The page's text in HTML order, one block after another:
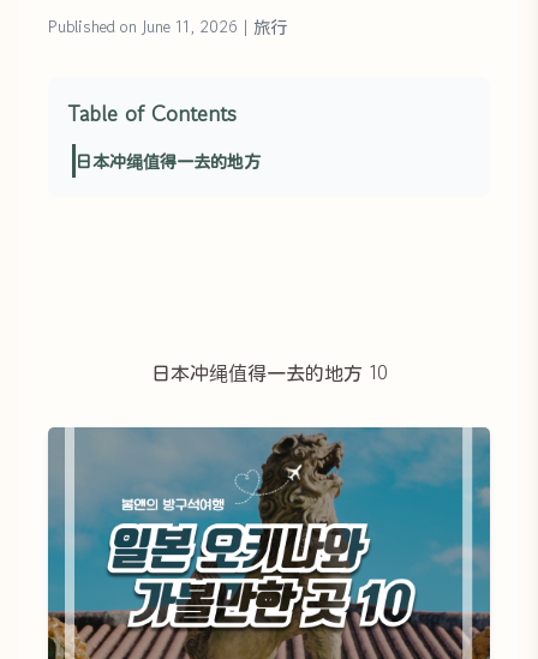
Published on June 11, 2026 | 旅行
Table of Contents
日本冲绳值得一去的地方
日本冲绳值得一去的地方 10